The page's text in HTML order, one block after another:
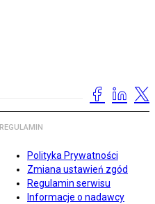
REGULAMIN
Polityka Prywatności
Zmiana ustawień zgód
Regulamin serwisu
Informacje o nadawcy